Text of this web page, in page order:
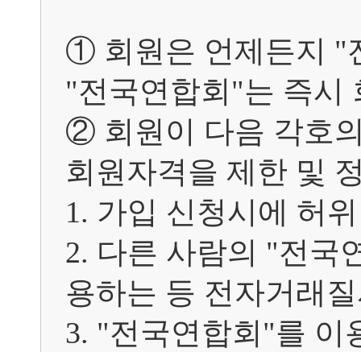
① 회원은 언제든지 "
"전국연합회"는 즉시
② 회원이 다음 각호
회원자격을 제한 및
1. 가입 신청시에 허
2. 다른 사람의 "전국
용하는 등 전자거래
3. "전국연합회"를 이